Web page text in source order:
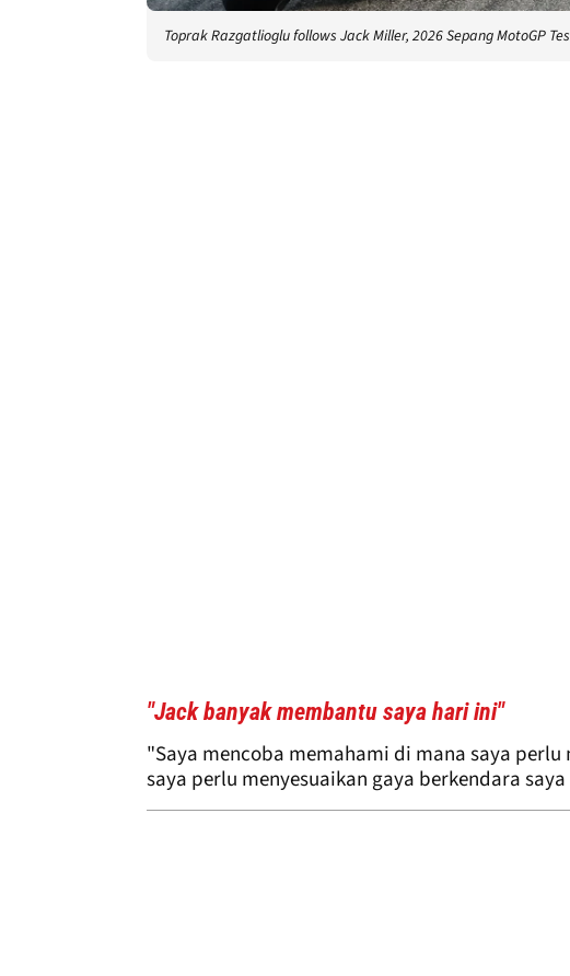
Toprak Razgatlioglu follows Jack Miller, 2026 Sepang MotoGP
"Jack banyak membantu saya hari ini"
"Saya mencoba memahami di mana saya
saya perlu menyesuaikan gaya berkendara